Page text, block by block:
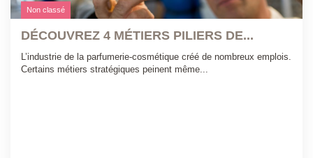
Non classé
DÉCOUVREZ 4 MÉTIERS PILIERS DE...
L’industrie de la parfumerie-cosmétique créé de nombreux emplois.
Certains métiers stratégiques peinent même...